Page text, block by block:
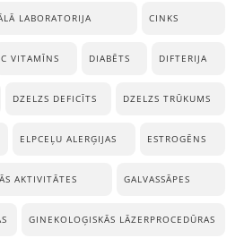
LABORATORIJA CINKS
C VITAMĪNS DIABĒTS DIFTERIJA
DZELZS DEFICĪTS DZELZS TRŪKUMS
ELPCEĻU ALERĢIJAS ESTROGĒNS
AKTIVITĀTES GALVASSĀPES
GINEKOLOĢISKĀS LĀZERPROCEDŪRAS